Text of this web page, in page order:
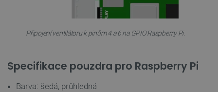
Připojení ventilátoru k pinům 4 a 6 na GPIO Raspberry Pi.
Specifikace pouzdra pro Raspberry Pi
Barva: šedá, průhledná
Nezbytně nutné soubory
nezbytně nutných souborů cookie správně používat.
Název